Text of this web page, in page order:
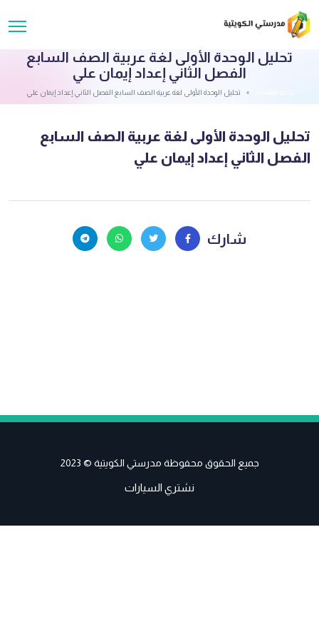
تحليل الوحدة الأولى لغة عربية الصف السابع
الفصل الثاني إعداد إيمان علي
تحليل الوحدة الأولى لغة عربية الصف السابع الفصل الثاني إعداد إيمان علي
تحليل الوحدة الأولى لغة عربية الصف السابع
الفصل الثاني إعداد إيمان علي
شارك
جميع الحقوق محفوظة مدرستي الكويتية © 2023
نشتري السيارات